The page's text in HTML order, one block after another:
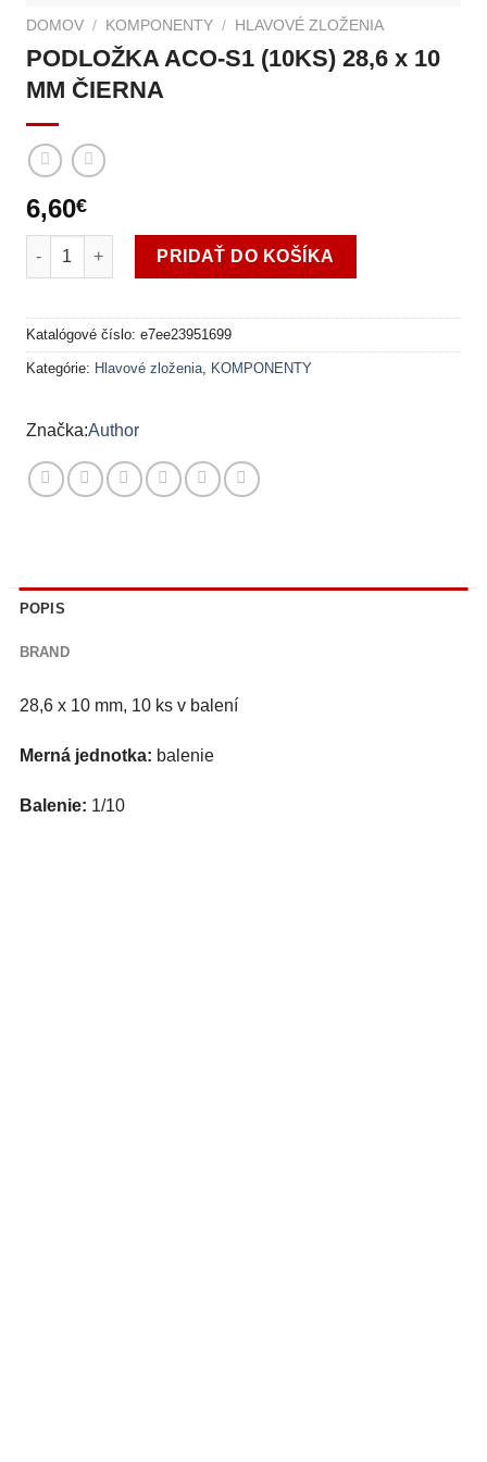
DOMOV / KOMPONENTY / HLAVOVÉ ZLOŽENIA
PODLOŽKA ACO-S1 (10KS) 28,6 x 10
MM ČIERNA
6,60€
množstvo PODLOŽKA ACO-S1 (10KS) 28,6 x 10 MM ČIERNA
PRIDAŤ DO KOŠÍKA
Katalógové číslo: e7ee23951699
Kategórie: Hlavové zloženia, KOMPONENTY
Author
POPIS
BRAND
28,6 x 10 mm, 10 ks v balení
Merná jednotka: balenie
Balenie: 1/10